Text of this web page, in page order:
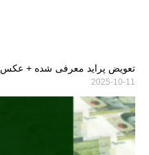
تعویض پراید معرفی شده + عکس
2025-10-11